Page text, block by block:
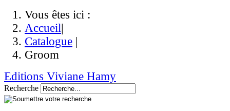
Vous êtes ici :
Accueil|
Catalogue |
Groom
Editions Viviane Hamy
Recherche